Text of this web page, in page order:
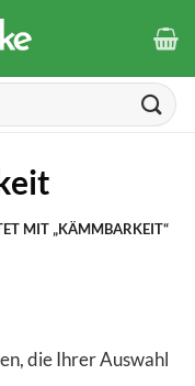
MIT „KÄMMBARKEIT“
die Ihrer Auswahl